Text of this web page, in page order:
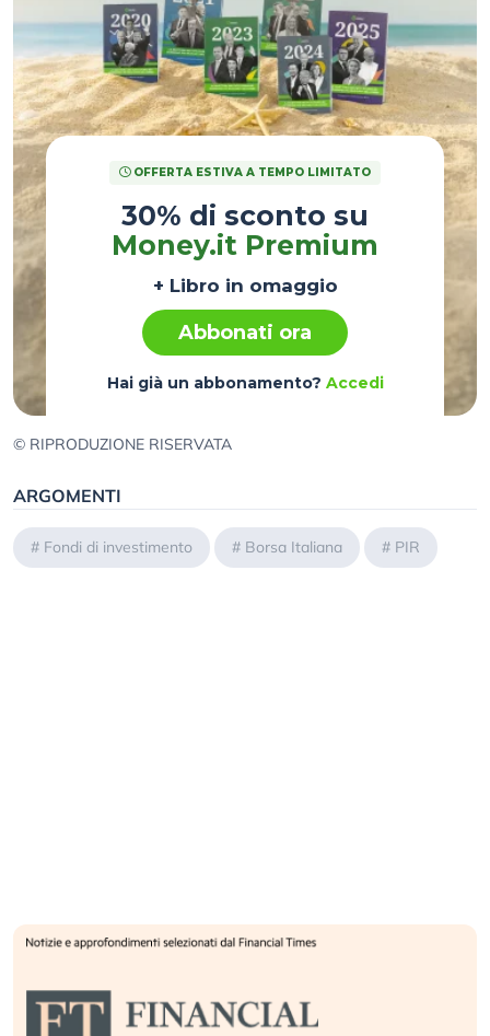
OFFERTA ESTIVA A TEMPO LIMITATO
30% di sconto su
Money.it Premium
+ Libro in omaggio
Abbonati ora
Hai già un abbonamento? Accedi
© RIPRODUZIONE RISERVATA
ARGOMENTI
# Fondi di investimento # Borsa Italiana # PIR